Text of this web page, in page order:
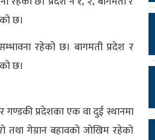
छ।
रहेको छ। बागमती प्रदेश र
छ।
गण्डकी प्रदेशका एक वा दुई स्थानमा
तथा गेग्रान बहावको जोखिम रहेको